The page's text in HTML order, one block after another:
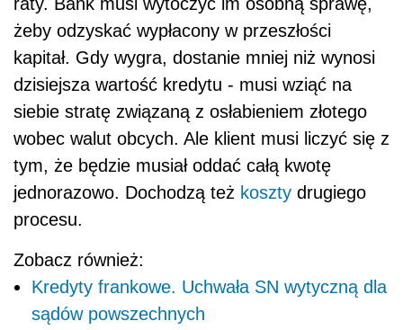
żeby odzyskać wypłacony w przeszłości
kapitał. Gdy wygra, dostanie mniej niż wynosi
dzisiejsza wartość kredytu - musi wziąć na
siebie stratę związaną z osłabieniem złotego
wobec walut obcych. Ale klient musi liczyć się z
tym, że będzie musiał oddać całą kwotę
jednorazowo. Dochodzą też koszty drugiego
procesu.
Zobacz również:
Kredyty frankowe. Uchwała SN wytyczną dla
sądów powszechnych